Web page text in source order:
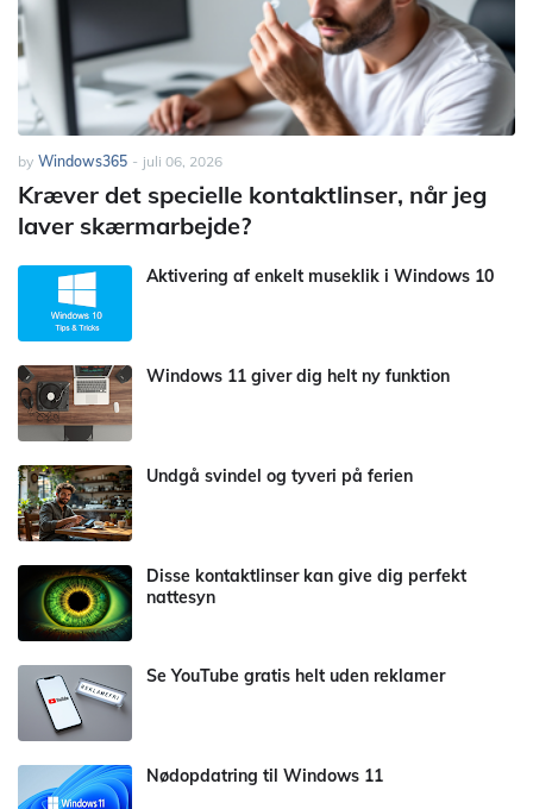
by Windows365 - juli 06, 2026
Kræver det specielle kontaktlinser, når jeg
laver skærmarbejde?
Aktivering af enkelt museklik i Windows 10
Windows 11 giver dig helt ny funktion
Undgå svindel og tyveri på ferien
Disse kontaktlinser kan give dig perfekt
nattesyn
Se YouTube gratis helt uden reklamer
Nødopdatring til Windows 11